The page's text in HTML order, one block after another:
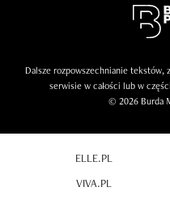
Dalsze rozpowszechnianie tekstów,
serwisie w całości lub w
© 2026 Burda
ELLE.PL
VIVA.PL